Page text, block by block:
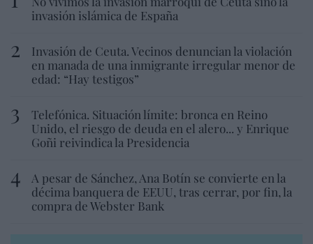
invasión islámica de España
Invasión de Ceuta. Vecinos denuncian la violación
en manada de una inmigrante irregular menor de
edad: “Hay testigos”
Telefónica. Situación límite: bronca en Reino
Unido, el riesgo de deuda en el alero... y Enrique
Goñi reivindica la Presidencia
A pesar de Sánchez, Ana Botín se convierte en la
décima banquera de EEUU, tras cerrar, por fin, la
compra de Webster Bank